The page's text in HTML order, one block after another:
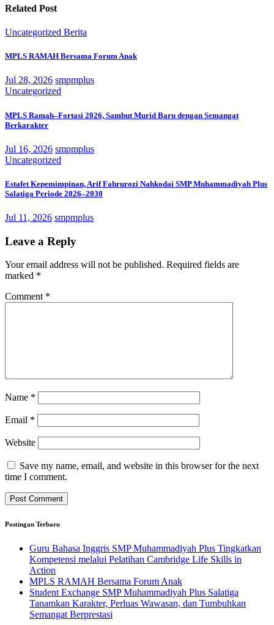
Related Post
Uncategorized Berita
MPLS RAMAH Bersama Forum Anak
Jul 28, 2026 smpmplus
Uncategorized
MPLS Ramah–Fortasi 2026, Sambut Murid Baru dengan Semangat
Berkarakter
Jul 16, 2026 smpmplus
Uncategorized
Estafet Kepemimpinan, Arif Fahrurozi Nahkodai SMP Muhammadiyah Plus
Salatiga Periode 2026–2030
Jul 11, 2026 smpmplus
Leave a Reply
Your email address will not be published. Required fields are
marked *
Comment *
Name *
Email *
Website
Save my name, email, and website in this browser for the next
time I comment.
Postingan Terbaru
Guru Bahasa Inggris SMP Muhammadiyah Plus Tingkatkan
Kompetensi melalui Pelatihan Cambridge Life Skills in
Action
MPLS RAMAH Bersama Forum Anak
Student Exchange SMP Muhammadiyah Plus Salatiga
Tanamkan Karakter, Perluas Wawasan, dan Tumbuhkan
Semangat Berprestasi